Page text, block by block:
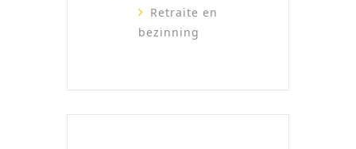
Retraite en
bezinning